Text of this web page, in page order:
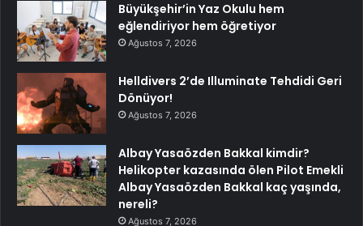
Büyükşehir’in Yaz Okulu hem
eğlendiriyor hem öğretiyor
Ağustos 7, 2026
Helldivers 2’de Illuminate Tehdidi Geri
Dönüyor!
Ağustos 7, 2026
Albay Yasaözden Bakkal kimdir?
Helikopter kazasında ölen Pilot Emekli
Albay Yasaözden Bakkal kaç yaşında,
nereli?
Ağustos 7, 2026